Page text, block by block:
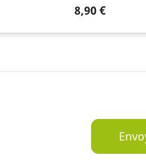
Prix
8,90 €